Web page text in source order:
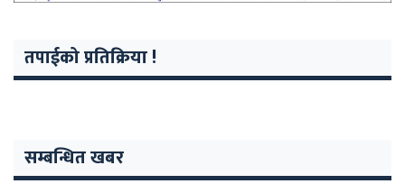
तपाईको प्रतिक्रिया !
सम्बन्धित खबर